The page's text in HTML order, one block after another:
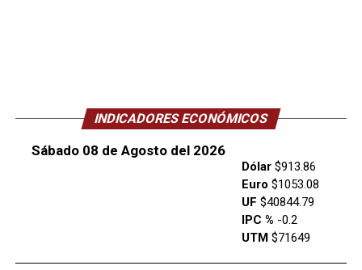
INDICADORES ECONÓMICOS
Sábado 08 de Agosto del 2026
Dólar$913.86
Euro $1053.08
UF $40844.79
IPC % -0.2
UTM$71649